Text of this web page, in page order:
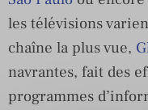
les télévisions
chaîne la plus vue,
navrantes, fait des
programmes